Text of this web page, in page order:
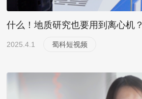
什么！地质研究也要用到离心机？
2025.4.1 蜀科短视频